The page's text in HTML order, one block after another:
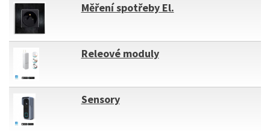
Měření spotřeby El.
Releové moduly
Sensory